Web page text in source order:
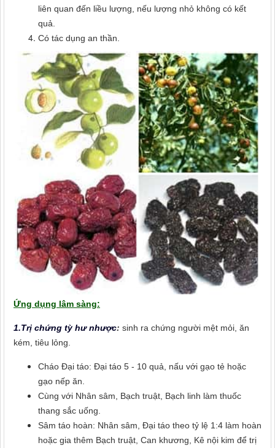
liên quan đến liều lượng, nếu lượng nhỏ không có kết
quả.
Có tác dụng an thần.
Ứng dụng lâm sàng:
1.Trị chứng tỳ hư nhược: sinh ra chứng người mệt mỏi, ăn
kém, tiêu lỏng.
Cháo Đại táo: Đại táo 5 - 10 quả, nấu với gạo tẻ hoặc
gạo nếp ăn.
Cùng với Nhân sâm, Bạch truật, Bạch linh làm thuốc
thang sắc uống.
Sâm táo hoàn: Nhân sâm, Đại táo theo tỷ lệ 1:4 làm hoàn
hoặc gia thêm Bạch truật, Can khương, Kê nội kim để trị